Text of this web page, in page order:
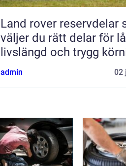
Land rover reservdelar så
väljer du rätt delar för
livslängd och trygg
admin 02